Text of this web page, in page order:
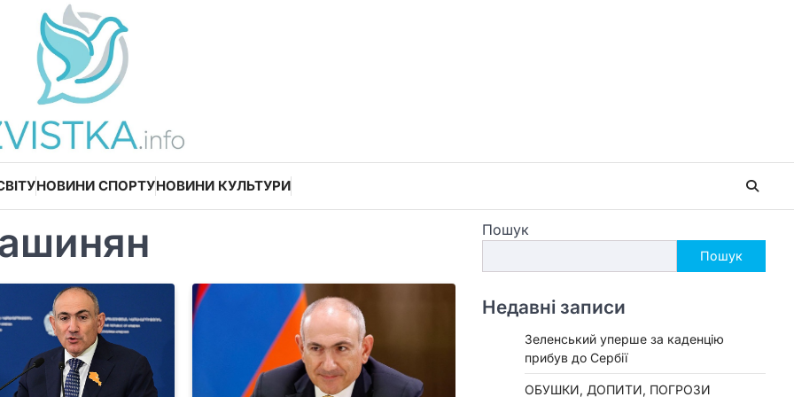
НОВИНИ СПОРТУНОВИНИ КУЛЬТУРИ
Пошук
Пошук
Недавні записи
Зеленський уперше за каденцію
прибув до Сербії
ОБУШКИ, ДОПИТИ, ПОГРОЗИ